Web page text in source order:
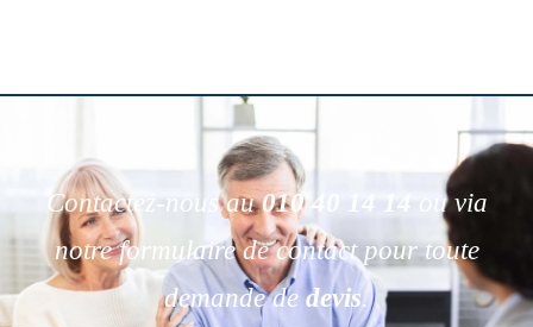
Contactez-nous au010 40 14 14
ou via
notre formulaire de contact pour toute
demande de devis.